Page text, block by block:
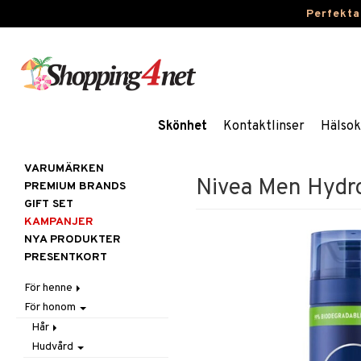
Skönhet Kontaktlinser
Nivea Men
VARUMÄRKEN
PREMIUM BRANDS
GIFT SET
KAMPANJER
NYA PRODUKTER
PRESENTKORT
För henne
Hår
Accessoarer
Balsam
Hudvård
Ansiktscremer
Kosmetika
För honom
Hår
Balsam
Hudvård